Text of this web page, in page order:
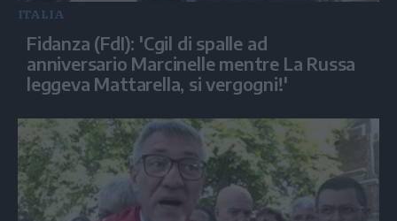
ITALIA
Fidanza (FdI): 'Cgil di spalle ad
anniversario Marcinelle mentre La Russa
leggeva Mattarella, si vergogni!'